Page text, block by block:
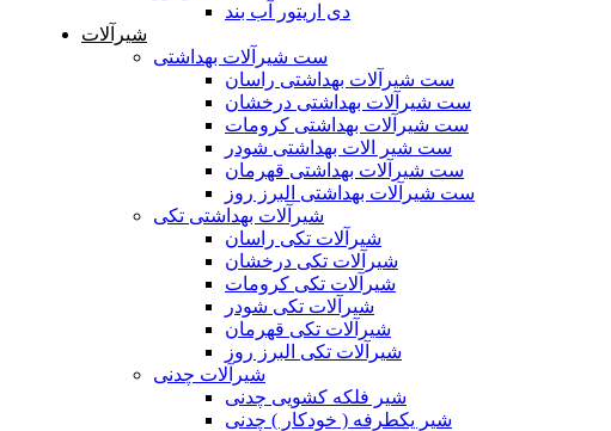
دی اریتور آب بند
شیرآلات
ست شیرآلات بهداشتی
ست شیرآلات بهداشتی راسان
ست شیرآلات بهداشتی درخشان
ست شیرآلات بهداشتی کرومات
ست شیر الات بهداشتی شودر
ست شیرآلات بهداشتی قهرمان
ست شیرآلات بهداشتی البرز روز
شیرآلات بهداشتی تکی
شیرآلات تکی راسان
شیرآلات تکی درخشان
شیرآلات تکی کرومات
شیرآلات تکی شودر
شیرآلات تکی قهرمان
شیرآلات تکی البرز روز
شیرآلات چدنی
شیر فلکه کشویی چدنی
شیر یکطرفه ( خودکار ) چدنی